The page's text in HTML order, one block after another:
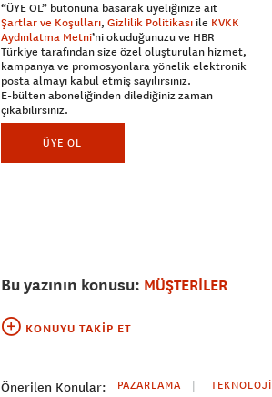
“ÜYE OL” butonuna basarak üyeliğinize ait
Şartlar ve Koşulları, Gizlilik Politikası ile KVKK
Aydınlatma Metni’ni okuduğunuzu ve HBR
Türkiye tarafından size özel oluşturulan hizmet,
kampanya ve promosyonlara yönelik elektronik
posta almayı kabul etmiş sayılırsınız.
E-bülten aboneliğinden dilediğiniz zaman
çıkabilirsiniz.
ÜYE OL
Bu yazının konusu: MÜŞTERİLER
KONUYU TAKIP ET
Önerilen Konular: PAZARLAMA TEKNOLOJI